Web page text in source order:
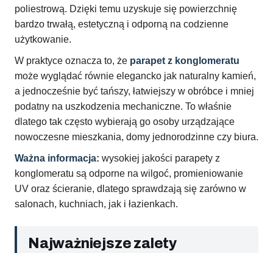
poliestrową. Dzięki temu uzyskuje się powierzchnię
bardzo trwałą, estetyczną i odporną na codzienne
użytkowanie.
W praktyce oznacza to, że parapet z konglomeratu
może wyglądać równie elegancko jak naturalny kamień,
a jednocześnie być tańszy, łatwiejszy w obróbce i mniej
podatny na uszkodzenia mechaniczne. To właśnie
dlatego tak często wybierają go osoby urządzające
nowoczesne mieszkania, domy jednorodzinne czy biura.
Ważna informacja: wysokiej jakości parapety z
konglomeratu są odporne na wilgoć, promieniowanie
UV oraz ścieranie, dlatego sprawdzają się zarówno w
salonach, kuchniach, jak i łazienkach.
Najważniejsze zalety